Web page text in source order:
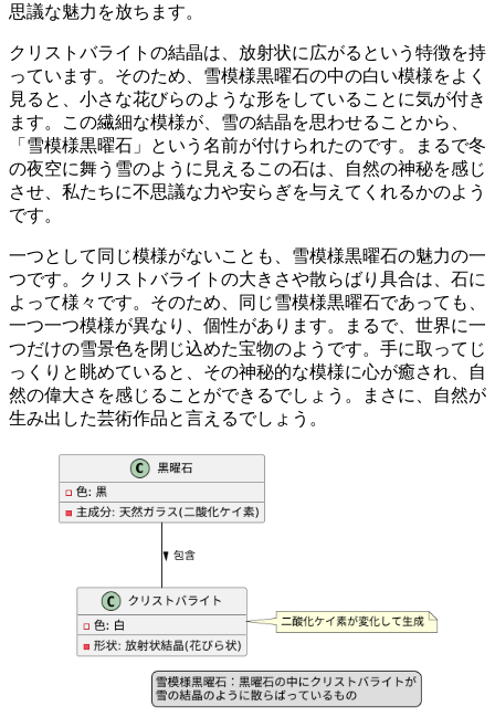
思議な魅力を放ちます。
クリストバライトの結晶は、放射状に広がる という特徴を持
っています。そのため、雪模様黒曜石の中の白い模様をよく
見ると、小さな花びらのような形をしていることに気が付き
ます。この繊細な模様が、 雪の結晶を思わせる ことから、
「雪模様黒曜石」という名前が付けられたのです。まるで冬
の夜空に舞う雪のように見えるこの石は、自然の神秘を感じ
させ、私たちに不思議な力や安らぎを与えてくれるかのよう
です。
一つとして同じ模様がないことも、雪模様黒曜石の魅力の一
つです。クリストバライトの大きさや散らばり具合は、石に
よって様々です。そのため、同じ雪模様黒曜石であっても、
一つ一つ模様が異なり、個性があります。まるで、世界に一
つだけの雪景色を閉じ込めた宝物のようです。手に取ってじ
っくりと眺めていると、その神秘的な模様に心が癒され、自
然の偉大さを感じることができるでしょう。まさに、
自然が
生み出した芸術作品と言えるでしょう。